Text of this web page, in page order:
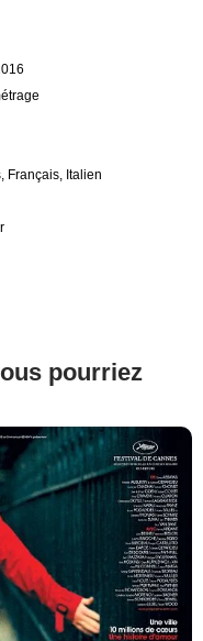
Français, Italien
pourriez